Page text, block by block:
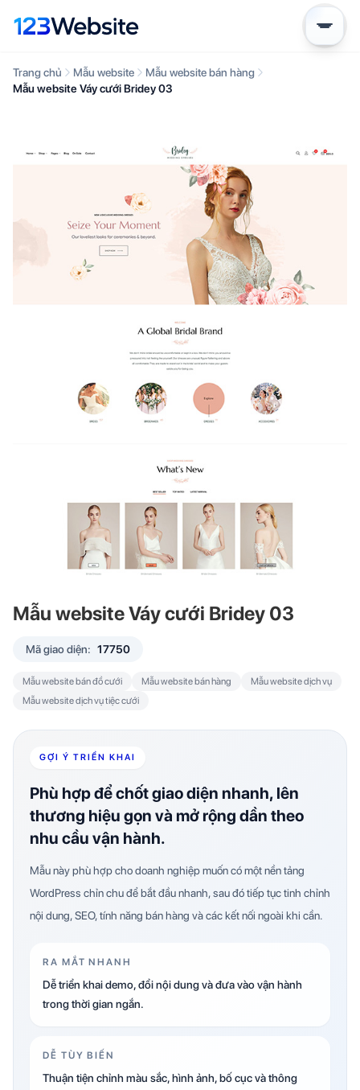
Trang chủ Mẫu website
Mẫu website bán hàng
Mẫu website Váy cưới Bridey 03
Mẫu website Váy cưới Bridey 03
Mã giao diện: 17750
Mẫu website bán đồ cưới Mẫu website bán hàng
Mẫu website dịch vụ
Mẫu website dịch vụ tiệc cưới
GỢI Ý TRIỂN KHAI
Phù hợp để chốt giao diện nhanh, lên
thương hiệu gọn và mở rộng dần theo
nhu cầu vận hành.
Mẫu này phù hợp cho doanh nghiệp muốn có một nền tảng
WordPress chỉn chu để bắt đầu nhanh, sau đó tiếp tục tinh chỉnh
nội dung, SEO, tính năng bán hàng và các kết nối ngoài khi cần.
RA MẮT NHANH
Dễ triển khai demo, đổi nội dung và đưa vào vận hành
trong thời gian ngắn.
DỄ TÙY BIẾN
Thuận tiện chỉnh màu sắc, hình ảnh, bố cục và thông